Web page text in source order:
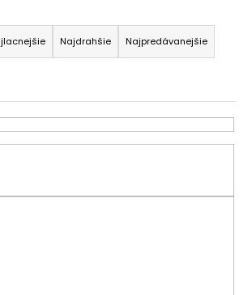
Najdrahšie Najpredávanejšie